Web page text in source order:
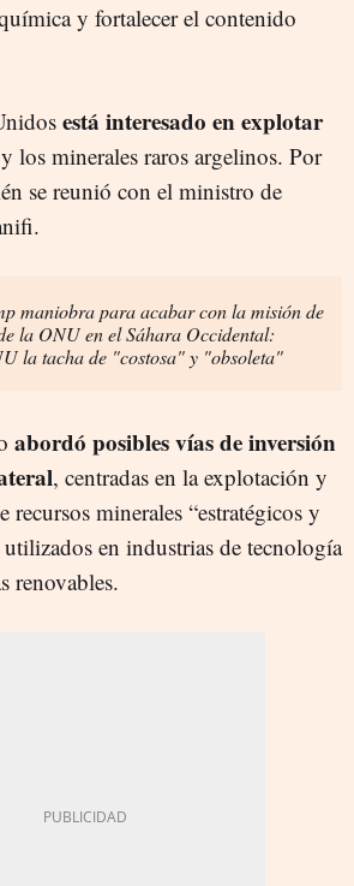
y fortalecer el contenido
está interesado en explotar
y los minerales raros argelinos. Por
se reunió con el ministro de
maniobra para acabar con la misión de
la ONU en el Sáhara Occidental:
la tacha de "costosa" y "obsoleta"
abordó posibles vías de inversión
, centradas en la explotación y
recursos minerales “estratégicos y
en industrias de tecnología
renovables.